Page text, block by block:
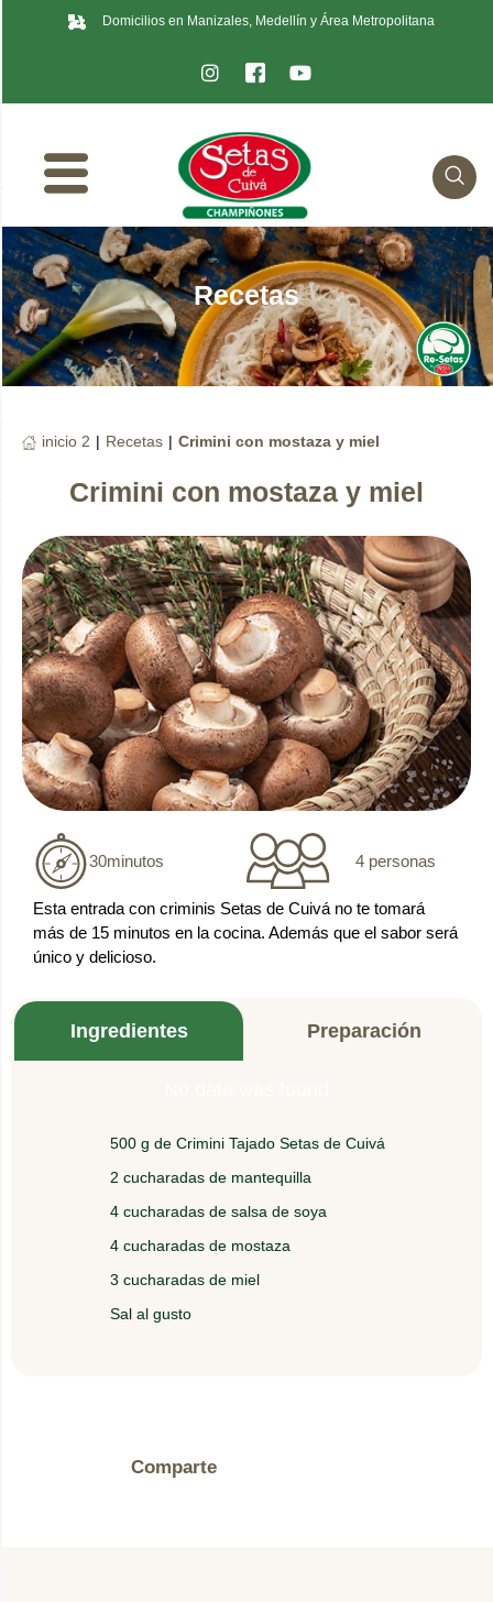
Domicilios en Manizales, Medellín y Área Metropolitana
Recetas
inicio 2 | Recetas | Crimini con mostaza y miel
Crimini con mostaza y miel
30minutos 4 personas
Esta entrada con criminis Setas de Cuivá no te tomará
más de 15 minutos en la cocina. Además que el sabor será
único y delicioso.
Ingredientes Preparación
500 g de Crimini Tajado Setas de Cuivá
2 cucharadas de mantequilla
4 cucharadas de salsa de soya
4 cucharadas de mostaza
3 cucharadas de miel
Sal al gusto
durante 3 minutos.
Agregue la salsa de soya, la mostaza, la miel y
Comparte